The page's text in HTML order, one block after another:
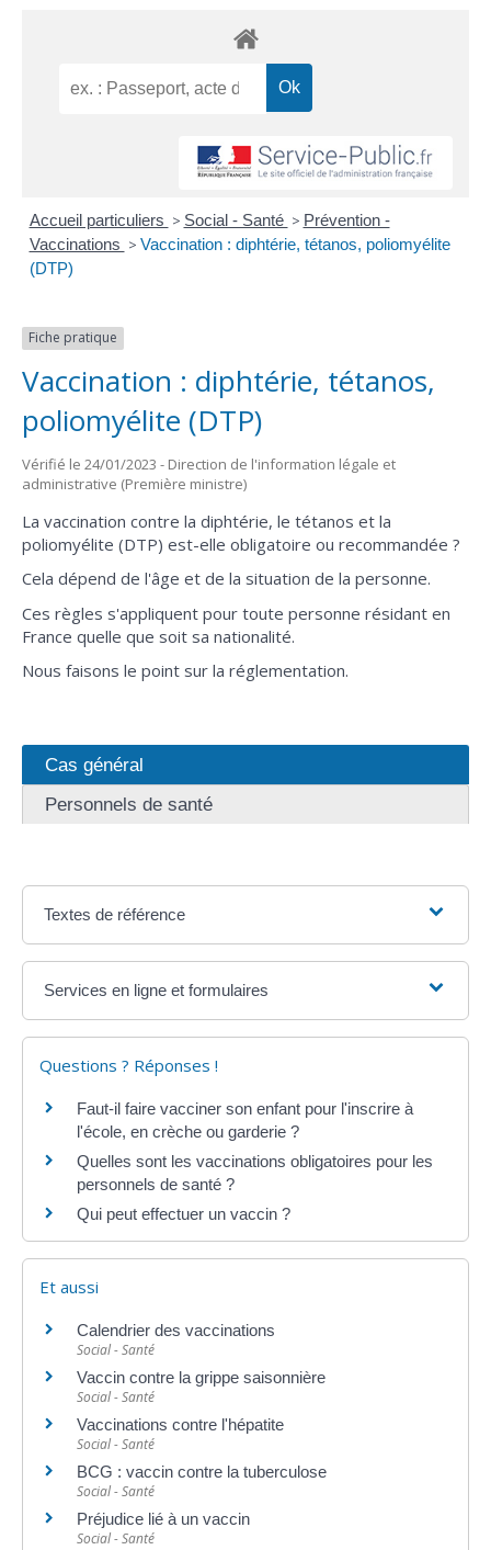
Accueil particuliers > Social - Santé > Prévention -
Vaccinations > Vaccination : diphtérie, tétanos, poliomyélite
(DTP)
Fiche pratique
Vaccination : diphtérie, tétanos,
poliomyélite (DTP)
Vérifié le 24/01/2023 - Direction de l'information légale et
administrative (Première ministre)
La vaccination contre la diphtérie, le tétanos et la
poliomyélite (DTP) est-elle obligatoire ou recommandée ?
Cela dépend de l'âge et de la situation de la personne.
Ces règles s'appliquent pour toute personne résidant en
France quelle que soit sa nationalité.
Nous faisons le point sur la réglementation.
Cas général
Personnels de santé
Textes de référence
Services en ligne et formulaires
Questions ? Réponses !
Faut-il faire vacciner son enfant pour l'inscrire à
l'école, en crèche ou garderie ?
Quelles sont les vaccinations obligatoires pour les
personnels de santé ?
Qui peut effectuer un vaccin ?
Et aussi
Calendrier des vaccinations
Social - Santé
Vaccin contre la grippe saisonnière
Social - Santé
Vaccinations contre l'hépatite
Social - Santé
BCG : vaccin contre la tuberculose
Social - Santé
Préjudice lié à un vaccin
Social - Santé